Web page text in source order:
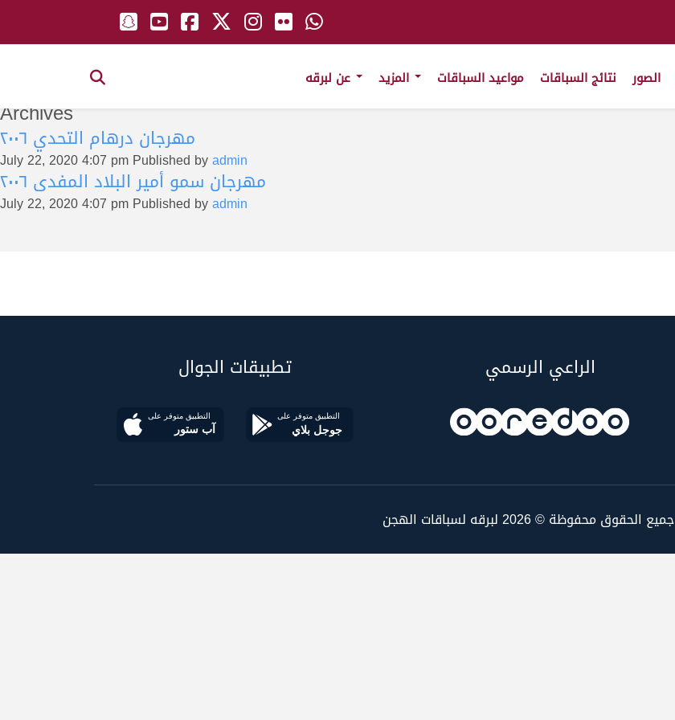
الصور نتائج السباقات مواعيد السباقات
Archives
مهرجان درهام التحدي ٢٠٠٦
July 22, 2020 4:07 pmPublished byadmin
مهرجان سمو أمير البلاد المفدى ٢٠٠٦
July 22, 2020 4:07 pmPublished byadmin
الراعي الرسمي تطبيقات الجوال
جميع الحقوق محفوظة © 2026 لبرقه لسباقات الهجن